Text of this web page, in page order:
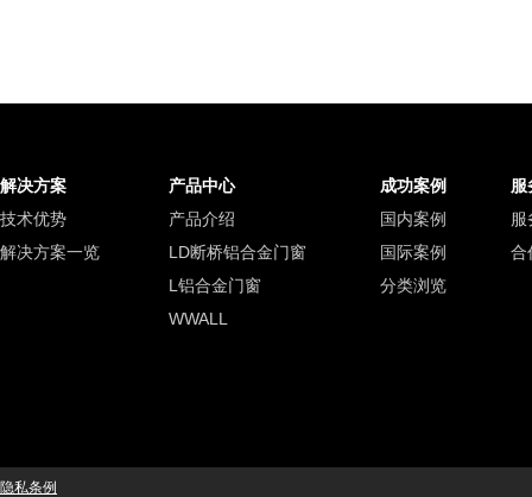
解决方案 产品中心 成功案例
服
技术优势
产品介绍 国内案例
服
解决方案一览
LD断桥铝合金门窗 国际案例
合
L铝合金门窗
分类浏览
WWALL
隐私条例